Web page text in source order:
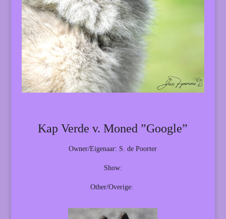
Kap Verde v. Moned ”Google”
Owner/Eigenaar: S. de Poorter
Show:
Other/Overige: